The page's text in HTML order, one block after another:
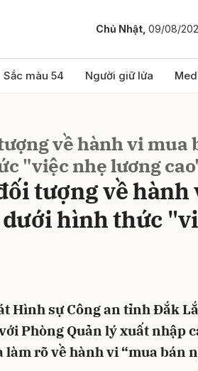
Chủ Nhật, 09/08/
Sắc màu 54 Người giữ lửa
về hành vi mua
"việc nhẹ lương
tượng về hành
hình thức
Hình sự Công an tỉnh Đắk
Phòng Quản lý xuất nhập
rõ về hành vi “mua bán